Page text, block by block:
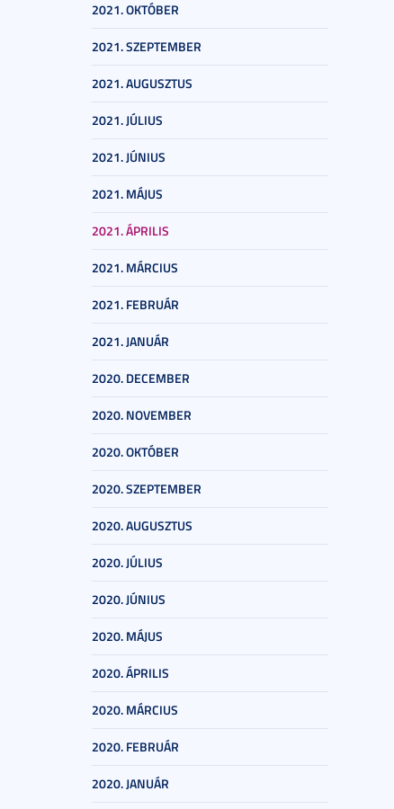
2021. OKTÓBER
2021. SZEPTEMBER
2021. AUGUSZTUS
2021. JÚLIUS
2021. JÚNIUS
2021. MÁJUS
2021. ÁPRILIS
2021. MÁRCIUS
2021. FEBRUÁR
2021. JANUÁR
2020. DECEMBER
2020. NOVEMBER
2020. OKTÓBER
2020. SZEPTEMBER
2020. AUGUSZTUS
2020. JÚLIUS
2020. JÚNIUS
2020. MÁJUS
2020. ÁPRILIS
2020. MÁRCIUS
2020. FEBRUÁR
2020. JANUÁR